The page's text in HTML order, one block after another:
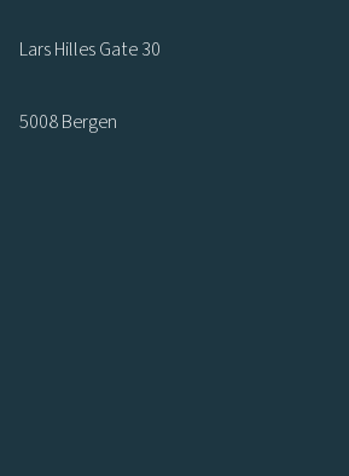
Lars Hilles Gate 30
5008 Bergen